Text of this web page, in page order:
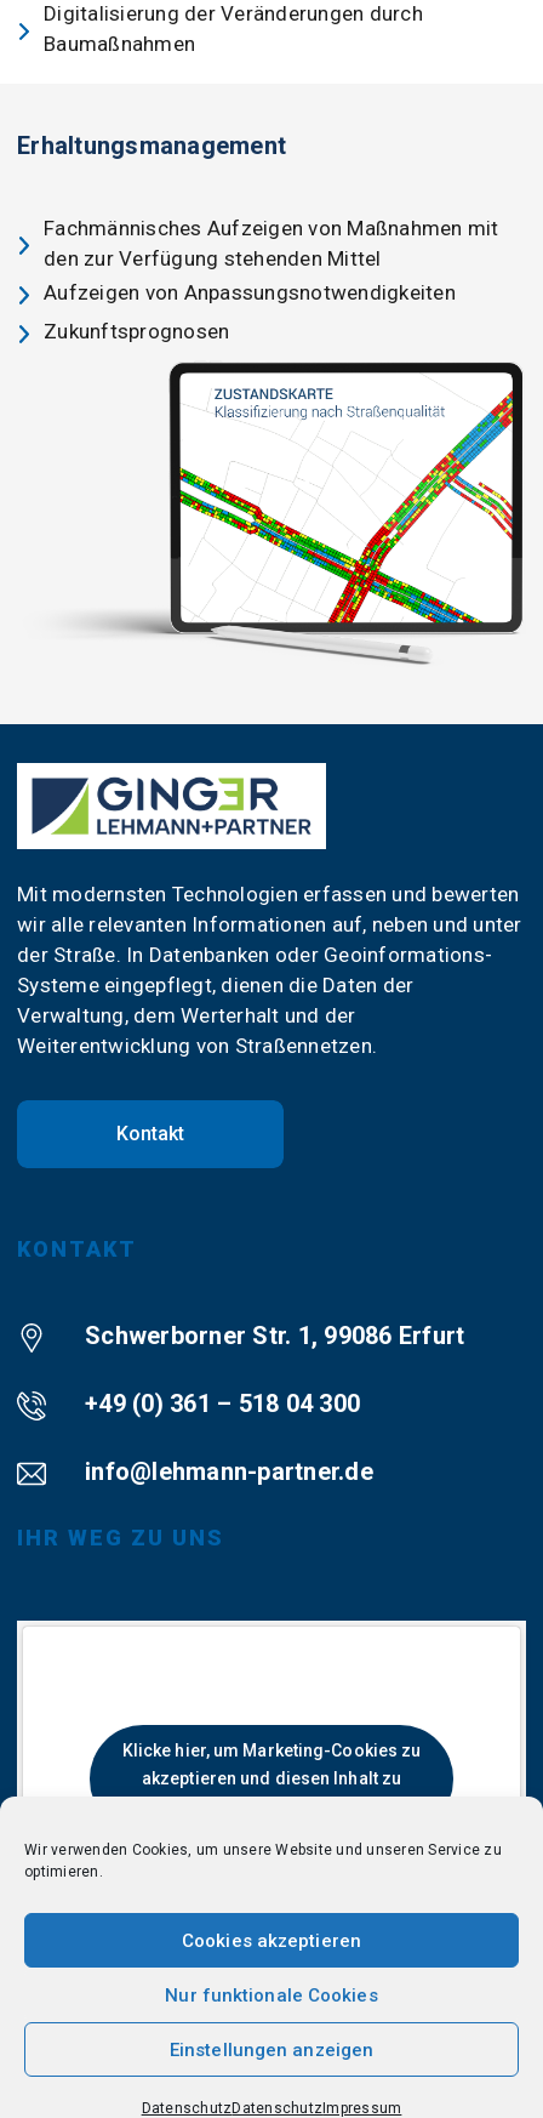
Wir verwenden Cookies, um unsere Website und unseren Service zu
optimieren.
Cookies akzeptieren
Nur funktionale Cookies
Einstellungen anzeigen
DatenschutzDatenschutz Impressum
Digitalisierung der Veränderungen durch
Baumaßnahmen
Erhaltungsmanagement
Fachmännisches Aufzeigen von Maßnahmen mit
den zur Verfügung stehenden Mittel
Aufzeigen von Anpassungsnotwendigkeiten
Zukunftsprognosen
Mit modernsten Technologien erfassen und bewerten
wir alle relevanten Informationen auf, neben und unter
der Straße. In Datenbanken oder Geoinformations-
Systeme eingepflegt, dienen die Daten der
Verwaltung, dem Werterhalt und der
Weiterentwicklung von Straßennetzen.
Kontakt
KONTAKT
Schwerborner Str. 1, 99086 Erfurt
+49 (0) 361 – 518 04 300
info@lehmann-partner.de
IHR WEG ZU UNS
Klicke hier, um Marketing-Cookies zu
akzeptieren und diesen Inhalt zu
© LEHMANN + PARTNER GmbH 2025
Impressum Datenschutz